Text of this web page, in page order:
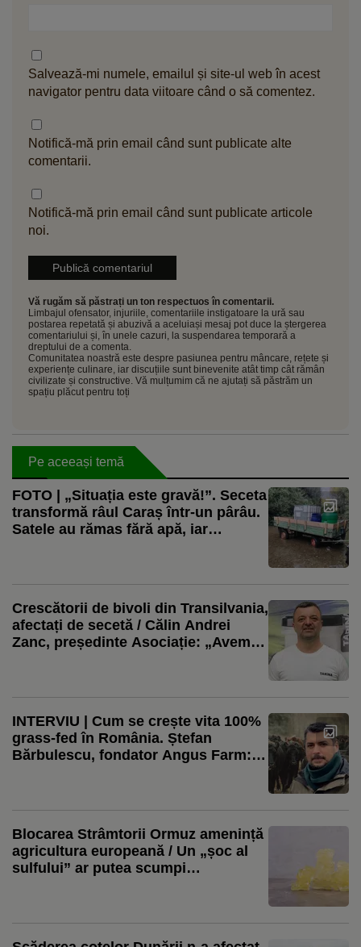
Salvează-mi numele, emailul și site-ul web în acest
navigator pentru data viitoare când o să comentez.
Notifică-mă prin email când sunt publicate alte
comentarii.
Notifică-mă prin email când sunt publicate articole
noi.
Vă rugăm să păstrați un ton respectuos în comentarii.
Limbajul ofensator, injuriile, comentariile instigatoare la ură sau
postarea repetată și abuzivă a aceluiași mesaj pot duce la ștergerea
comentariului și, în unele cazuri, la suspendarea temporară a
dreptului de a comenta.
Comunitatea noastră este despre pasiunea pentru mâncare, rețete și
experiențe culinare, iar discuțiile sunt binevenite atât timp cât rămân
civilizate și constructive. Vă mulțumim că ne ajutați să păstrăm un
spațiu plăcut pentru toți
Pe aceeași temă
FOTO | „Situația este gravă!”. Seceta
transformă râul Caraș într-un pârâu.
Satele au rămas fără apă, iar
Crescătorii de bivoli din Transilvania,
afectați de secetă / Călin Andrei
Zanc, președinte Asociație: „Avem
INTERVIU | Cum se crește vita 100%
grass-fed în România. Ștefan
Bărbulescu, fondator Angus Farm:
Blocarea Strâmtorii Ormuz amenință
agricultura europeană / Un „șoc al
sulfului” ar putea scumpi